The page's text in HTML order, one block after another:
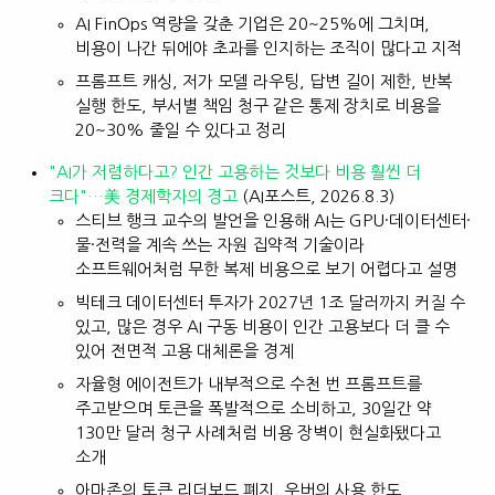
AI FinOps 역량을 갖춘 기업은 20~25%에 그치며,
비용이 나간 뒤에야 초과를 인지하는 조직이 많다고 지적
프롬프트 캐싱, 저가 모델 라우팅, 답변 길이 제한, 반복
실행 한도, 부서별 책임 청구 같은 통제 장치로 비용을
20~30% 줄일 수 있다고 정리
"AI가 저렴하다고? 인간 고용하는 것보다 비용 훨씬 더
크다"…美 경제학자의 경고 (AI포스트, 2026.8.3)
스티브 행크 교수의 발언을 인용해 AI는 GPU·데이터센터·
물·전력을 계속 쓰는 자원 집약적 기술이라
소프트웨어처럼 무한 복제 비용으로 보기 어렵다고 설명
빅테크 데이터센터 투자가 2027년 1조 달러까지 커질 수
있고, 많은 경우 AI 구동 비용이 인간 고용보다 더 클 수
있어 전면적 고용 대체론을 경계
자율형 에이전트가 내부적으로 수천 번 프롬프트를
주고받으며 토큰을 폭발적으로 소비하고, 30일간 약
130만 달러 청구 사례처럼 비용 장벽이 현실화됐다고
소개
아마존의 토큰 리더보드 폐지, 우버의 사용 한도,